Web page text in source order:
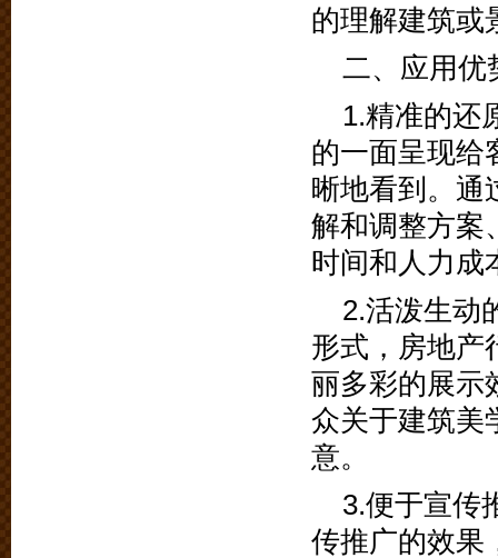
的理解建筑或
二、应用优
1.精准的还
的一面呈现给
晰地看到。通
解和调整方案
时间和人力成
2.活泼生动
形式，房地产
丽多彩的展示
众关于建筑美
意。
3.便于宣传
传推广的效果